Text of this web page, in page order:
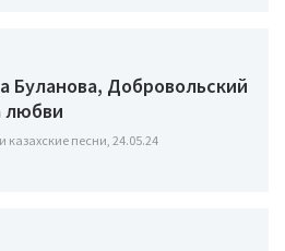
Буланова, Добровольский
любви
казахские песни, 24.05.24